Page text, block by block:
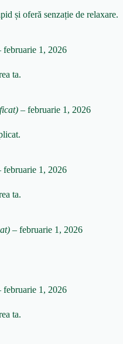
și oferă senzație de relaxare.
februarie 1, 2026
ta.
– februarie 1, 2026
februarie 1, 2026
ta.
– februarie 1, 2026
februarie 1, 2026
ta.